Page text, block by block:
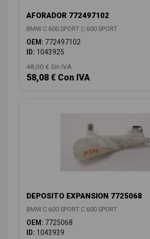
AFORADOR 772497102
BMW C 600 SPORT C 600 SPORT
OEM: 772497102
ID: 1043925
48,00 € Sin IVA
58,08 € Con IVA
DEPOSITO EXPANSION 7725068
BMW C 600 SPORT C 600 SPORT
OEM: 7725068
ID: 1043939